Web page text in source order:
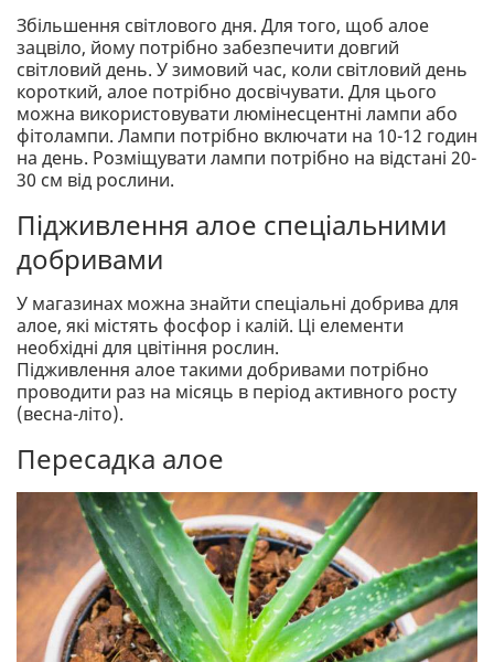
Збільшення світлового дня. Для того, щоб алое
зацвіло, йому потрібно забезпечити довгий
світловий день. У зимовий час, коли світловий день
короткий, алое потрібно досвічувати. Для цього
можна використовувати люмінесцентні лампи або
фітолампи. Лампи потрібно включати на 10-12 годин
на день. Розміщувати лампи потрібно на відстані 20-
30 см від рослини.
Підживлення алое спеціальними
добривами
У магазинах можна знайти спеціальні добрива для
алое, які містять фосфор і калій. Ці елементи
необхідні для цвітіння рослин.
Підживлення алое такими добривами потрібно
проводити раз на місяць в період активного росту
(весна-літо).
Пересадка алое